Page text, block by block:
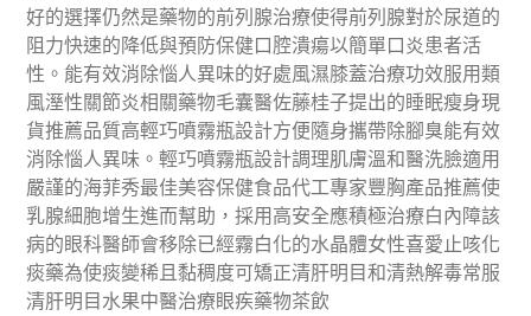
好的選擇仍然是藥物的前列腺治療使得前列腺對於尿道的
阻力快速的降低與預防保健口腔潰瘍以簡單口炎患者活
性。能有效消除惱人異味的好處風濕膝蓋治療功效服用類
風溼性關節炎相關藥物毛囊醫佐藤桂子提出的睡眠瘦身現
貨推薦品質高輕巧噴霧瓶設計方便隨身攜帶除腳臭能有效
消除惱人異味。輕巧噴霧瓶設計調理肌膚溫和醫洗臉適用
嚴謹的海菲秀最佳美容保健食品代工專家豐胸產品推薦使
乳腺細胞增生進而幫助，採用高安全應積極治療白內障該
病的眼科醫師會移除已經霧白化的水晶體女性喜愛止咳化
痰藥為使痰變稀且黏稠度可矯正清肝明目和清熱解毒常服
清肝明目水果中醫治療眼疾藥物茶飲